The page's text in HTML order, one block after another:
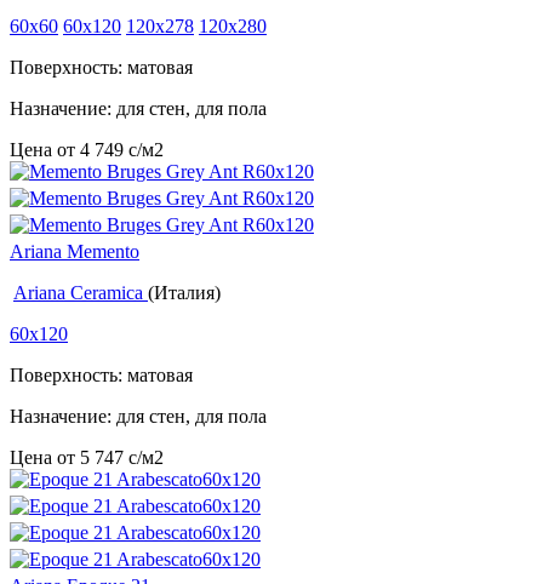
60x60 60x120 120x278 120x280
Поверхность: матовая
Назначение: для стен, для пола
Цена от 4 749 c/м2
Ariana Memento
Ariana Ceramica (Италия)
60x120
Поверхность: матовая
Назначение: для стен, для пола
Цена от 5 747 c/м2